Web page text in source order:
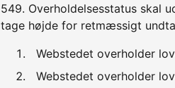
549. Overholdelsesstatus skal
tage højde for retmæssigt
Webstedet overholder
Webstedet overholder